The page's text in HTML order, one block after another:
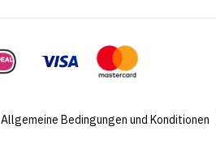
Allgemeine Bedingungen und Konditionen